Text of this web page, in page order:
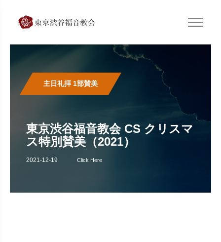
主日礼拝 1部賛美
東京渋谷福音教会 CS クリスマ
ス特別賛美（2021）
2021-12-19 Click Here